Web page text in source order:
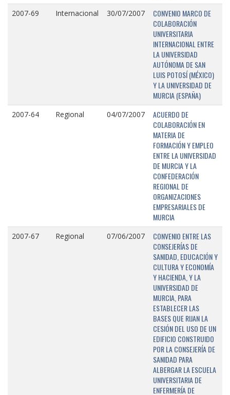
2007-69 Internacional 30/07/2007
CONVENIO MARCO DE
COLABORACIÓN
UNIVERSITARIA
INTERNACIONAL ENTRE
LA UNIVERSIDAD
AUTÓNOMA DE SAN
LUIS POTOSÍ (MÉXICO)
Y LA UNIVERSIDAD DE
MURCIA (ESPAÑA)
2007-64 Regional 04/07/2007
ACUERDO DE
COLABORACIÓN EN
MATERIA DE
FORMACIÓN Y EMPLEO
ENTRE LA UNIVERSIDAD
DE MURCIA Y LA
CONFEDERACIÓN
REGIONAL DE
ORGANIZACIONES
EMPRESARIALES DE
MURCIA
2007-67 Regional 07/06/2007
CONVENIO ENTRE LAS
CONSEJERÍAS DE
SANIDAD, EDUCACIÓN Y
CULTURA Y ECONOMÍA
Y HACIENDA, Y LA
UNIVERSIDAD DE
MURCIA, PARA
ESTABLECER LAS
BASES QUE RIJAN LA
CESIÓN DEL USO DE UN
EDIFICIO CONSTRUIDO
POR LA CONSEJERÍA DE
SANIDAD PARA
ALBERGAR LA ESCUELA
UNIVERSITARIA DE
ENFERMERÍA DE